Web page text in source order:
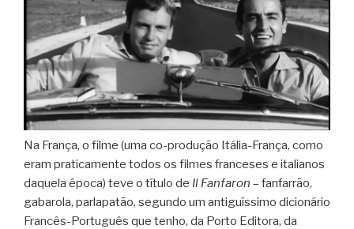
Na França, o filme (uma co-produção Itália-França, como
eram praticamente todos os filmes franceses e italianos
daquela época) teve o título de Il Fanfaron – fanfarrão,
gabarola, parlapatão, segundo um antiguíssimo dicionário
Francês-Português que tenho, da Porto Editora, da